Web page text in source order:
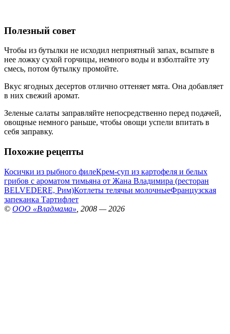
Полезный совет
Чтобы из бутылки не исходил неприятный запах, всыпьте в
нее ложку сухой горчицы, немного воды и взболтайте эту
смесь, потом бутылку промойте.
Вкус ягодных десертов отлично оттеняет мята. Она добавляет
в них свежий аромат.
Зеленые салаты заправляйте непосредственно перед подачей,
овощные немного раньше, чтобы овощи успели впитать в
себя заправку.
Похожие рецепты
Косички из рыбного филеКрем-суп из картофеля и белых
грибов с ароматом тимьяна от Жана Владимира (ресторан
ВЕLVEDERE, Рим)Котлеты телячьи молочныеФранцузская
запеканка Тартифлет
© ООО «Владмама» , 2008 — 2026